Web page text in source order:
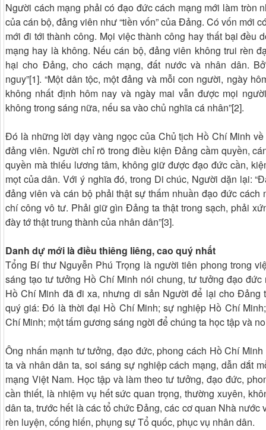
Người cách mạng phải có đạo đức cách mạng mới làm tròn
của cán bộ, đảng viên như “tiền vốn” của Đảng. Có vốn mới
mới đi tới thành công. Mọi việc thành công hay thất bại đều
mạng hay là không. Nếu cán bộ, đảng viên không trui rèn
hại cho Đảng, cho cách mạng, đất nước và nhân dân.
nguy”[1]. “Một dân tộc, một đảng và mỗi con người, ngày
không nhất định hôm nay và ngày mai vẫn được mọi
không trong sáng nữa, nếu sa vào chủ nghĩa cá nhân”[2].
Đó là những lời dạy vàng ngọc của Chủ tịch Hồ Chí Minh
đảng viên. Người chỉ rõ trong điều kiện Đảng cầm quyền,
quyền mà thiếu lương tâm, không giữ được đạo đức cần,
mọt của dân. Với ý nghĩa đó, trong Di chúc, Người dặn lại:
đảng viên và cán bộ phải thật sự thấm nhuần đạo đức cách
chí công vô tư. Phải giữ gìn Đảng ta thật trong sạch, phải
đày tớ thật trung thành của nhân dân”[3].
Danh dự mới là điều thiêng liêng, cao quý nhất
Tổng Bí thư Nguyễn Phú Trọng là người tiên phong trong
sáng tạo tư tưởng Hồ Chí Minh nói chung, tư tưởng đạo
Hồ Chí Minh đã đi xa, nhưng di sản Người để lại cho Đảng
quý giá: Đó là thời đại Hồ Chí Minh; sự nghiệp Hồ Chí
Chí Minh; một tấm gương sáng ngời để chúng ta học tập và
Ông nhấn mạnh tư tưởng, đạo đức, phong cách Hồ Chí
ta và nhân dân ta, soi sáng sự nghiệp cách mạng, dẫn dắt
mạng Việt Nam. Học tập và làm theo tư tưởng, đạo đức,
cần thiết, là nhiệm vụ hết sức quan trọng, thường xuyên,
dân ta, trước hết là các tổ chức Đảng, các cơ quan Nhà nước
rèn luyện, cống hiến, phụng sự Tổ quốc, phục vụ nhân dân.